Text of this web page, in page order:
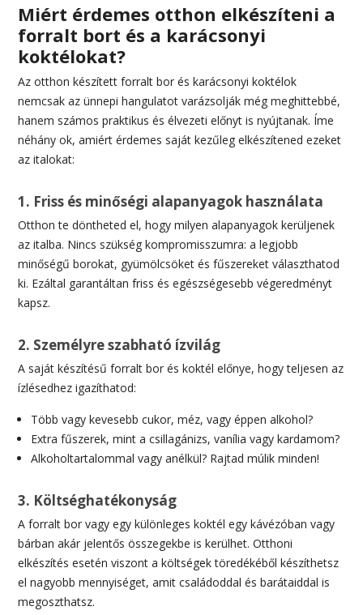
Miért érdemes otthon elkészíteni a
forralt bort és a karácsonyi
koktélokat?
Az otthon készített forralt bor és karácsonyi koktélok
nemcsak az ünnepi hangulatot varázsolják még meghittebbé,
hanem számos praktikus és élvezeti előnyt is nyújtanak. Íme
néhány ok, amiért érdemes saját kezűleg elkészítened ezeket
az italokat:
1. Friss és minőségi alapanyagok használata
Otthon te döntheted el, hogy milyen alapanyagok kerüljenek
az italba. Nincs szükség kompromisszumra: a legjobb
minőségű borokat, gyümölcsöket és fűszereket választhatod
ki. Ezáltal garantáltan friss és egészségesebb végeredményt
kapsz.
2. Személyre szabható ízvilág
A saját készítésű forralt bor és koktél előnye, hogy teljesen az
ízlésedhez igazíthatod:
Több vagy kevesebb cukor, méz, vagy éppen alkohol?
Extra fűszerek, mint a csillagánizs, vanília vagy kardamom?
Alkoholtartalommal vagy anélkül? Rajtad múlik minden!
3. Költséghatékonyság
A forralt bor vagy egy különleges koktél egy kávézóban vagy
bárban akár jelentős összegekbe is kerülhet. Otthoni
elkészítés esetén viszont a költségek töredékéből készíthetsz
el nagyobb mennyiséget, amit családoddal és barátaiddal is
megoszthatsz.